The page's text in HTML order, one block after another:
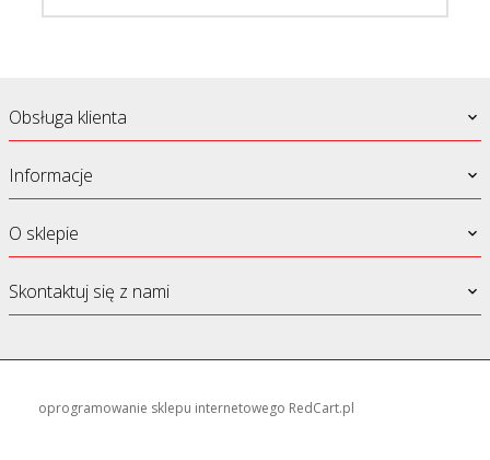
Obsługa klienta
Informacje
O sklepie
Skontaktuj się z nami
oprogramowanie sklepu internetowego RedCart.pl